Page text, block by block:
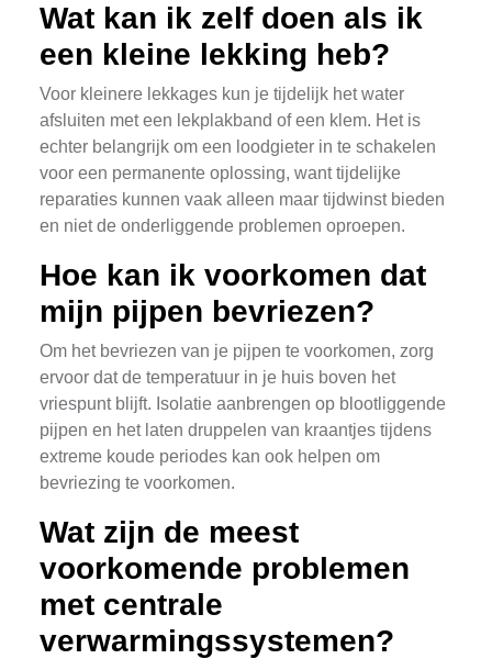
Wat kan ik zelf doen als ik
een kleine lekking heb?
Voor kleinere lekkages kun je tijdelijk het water
afsluiten met een lekplakband of een klem. Het is
echter belangrijk om een loodgieter in te schakelen
voor een permanente oplossing, want tijdelijke
reparaties kunnen vaak alleen maar tijdwinst bieden
en niet de onderliggende problemen oproepen.
Hoe kan ik voorkomen dat
mijn pijpen bevriezen?
Om het bevriezen van je pijpen te voorkomen, zorg
ervoor dat de temperatuur in je huis boven het
vriespunt blijft. Isolatie aanbrengen op blootliggende
pijpen en het laten druppelen van kraantjes tijdens
extreme koude periodes kan ook helpen om
bevriezing te voorkomen.
Wat zijn de meest
voorkomende problemen
met centrale
verwarmingssystemen?